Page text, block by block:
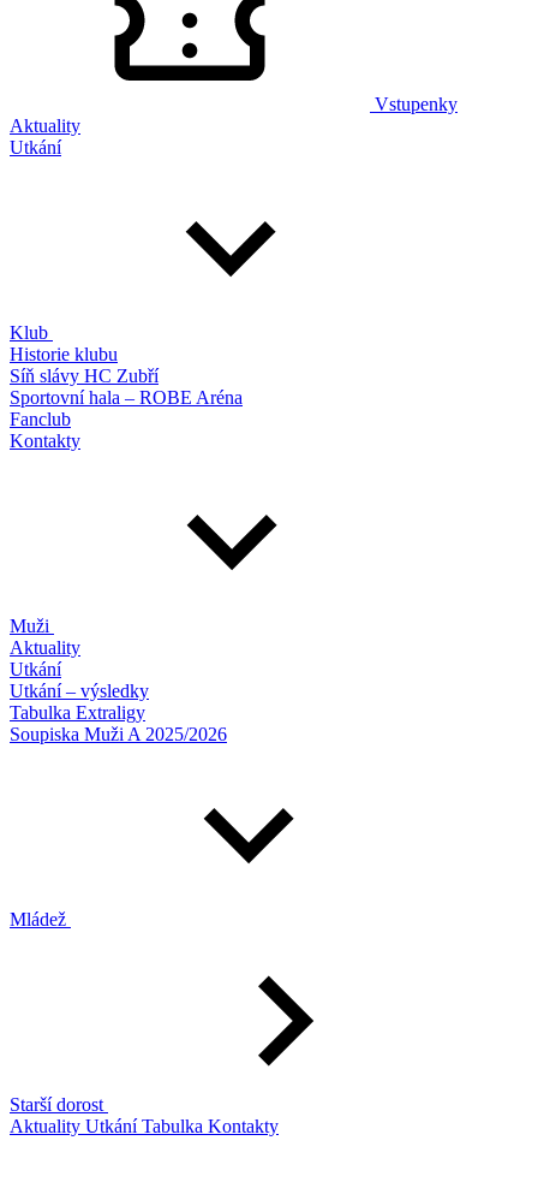
Vstupenky
Aktuality
Utkání
Klub
Historie klubu
Síň slávy HC Zubří
Sportovní hala – ROBE Aréna
Fanclub
Kontakty
Muži
Aktuality
Utkání
Utkání – výsledky
Tabulka Extraligy
Soupiska Muži A 2025/2026
Mládež
Starší dorost
Aktuality UtkáníTabulka Kontakty